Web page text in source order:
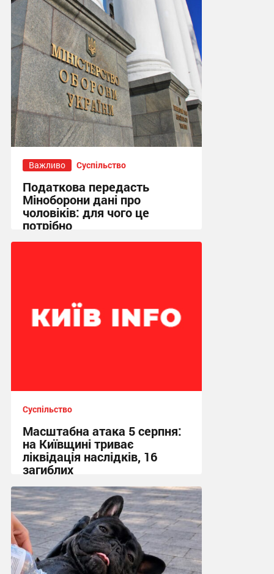
Важливо Суспільство
Податкова передасть
Міноборони дані про
чоловіків: для чого це
потрібно
Суспільство
Масштабна атака 5 серпня:
на Київщині триває
ліквідація наслідків, 16
загиблих
13:23 сьогодні